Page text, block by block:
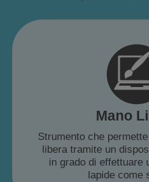
Mano
Strumento che
libera tramite un
in grado di effettuare
lapide come